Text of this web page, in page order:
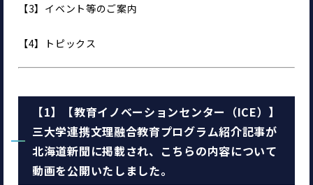
【3】イベント等のご案内
【4】トピックス
【1】【教育イノベーションセンター（ICE）】
三大学連携文理融合教育プログラム紹介記事が
北海道新聞に掲載され、こちらの内容について
動画を公開いたしました。